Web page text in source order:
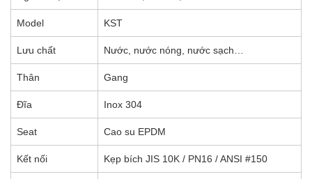
Model KST
Lưu chất Nước, nước nóng, nước sạch…
Thân Gang
Đĩa Inox 304
Seat Cao su EPDM
Kết nối Kẹp bích JIS 10K / PN16 / ANSI #150